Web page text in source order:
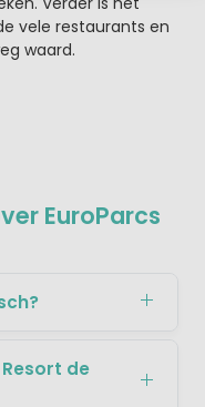
vele restaurants en
waard.
EuroParcs
de